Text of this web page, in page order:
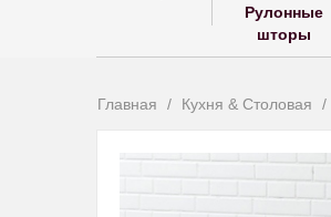
Рулонные
шторы
Главная Кухня & Столовая